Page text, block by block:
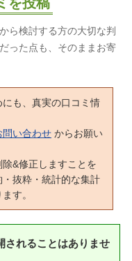
ら検討する方の大切な判
った点も、そのままお寄
も、真実の口コミ情
問い合わせ からお願い
&修正しますことを
抜粋・統計的な集計
す。
されることはありませ